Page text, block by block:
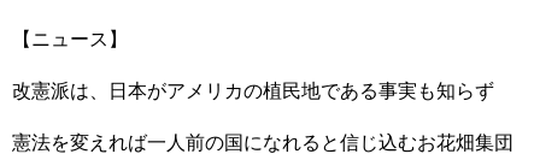
【ニュース】
改憲派は、日本がアメリカの植民地である事実も知らず
憲法を変えれば一人前の国になれると信じ込むお花畑集団